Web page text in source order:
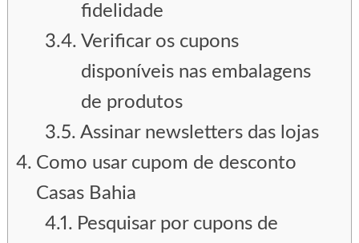
fidelidade
Verificar os cupons
disponíveis nas embalagens
de produtos
Assinar newsletters das lojas
Como usar cupom de desconto
Casas Bahia
Pesquisar por cupons de